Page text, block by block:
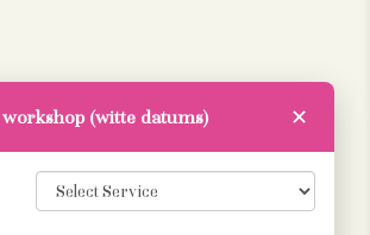
(witte datums) ✕